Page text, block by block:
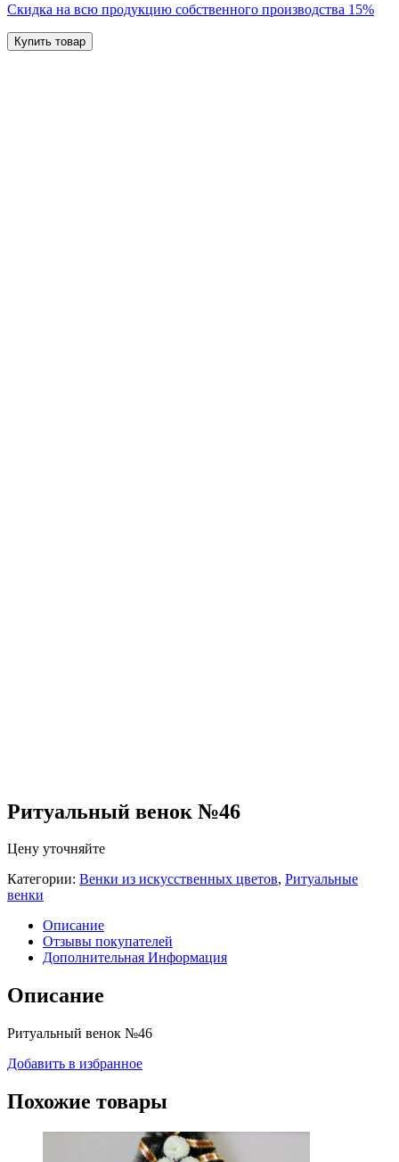
Скидка на всю продукцию собственного производства 15%
Купить товар
Ритуальный венок №46
Цену уточняйте
Категории: Венки из искусственных цветов, Ритуальные
венки
Описание
Отзывы покупателей
Дополнительная Информация
Описание
Ритуальный венок №46
Добавить в избранное
Похожие товары